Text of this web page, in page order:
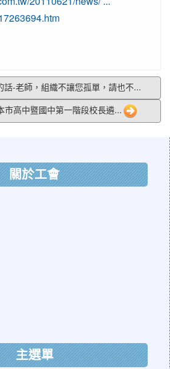
話-老師，組織不讓您孤單，請也不...
市高中暨國中第一階段校長遴...
關於工會
主選單